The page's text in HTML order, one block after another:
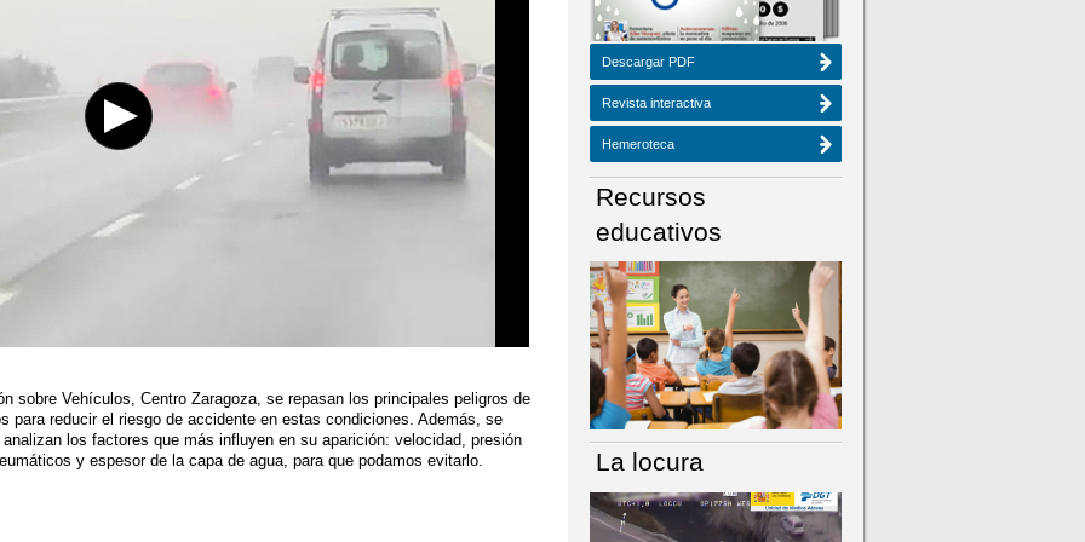
sobre Vehículos, Centro Zaragoza, se repasan los principales peligros de
para reducir el riesgo de accidente en estas condiciones. Además, se
los factores que más influyen en su aparición: velocidad, presión
y espesor de la capa de agua, para que podamos evitarlo.
Descargar PDF
Revista interactiva
Hemeroteca
Recursos
educativos
La locura